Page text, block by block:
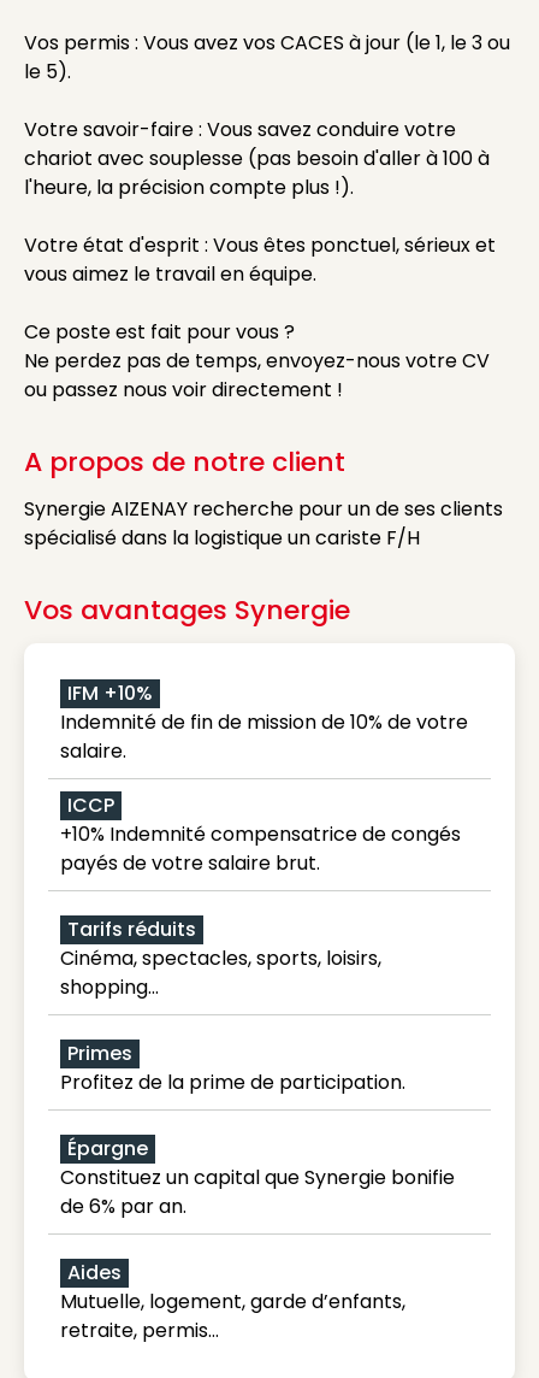
Vos permis : Vous avez vos CACES à jour (le 1, le 3 ou
le 5).
Votre savoir-faire : Vous savez conduire votre
chariot avec souplesse (pas besoin d'aller à 100 à
l'heure, la précision compte plus !).
Votre état d'esprit : Vous êtes ponctuel, sérieux et
vous aimez le travail en équipe.
Ce poste est fait pour vous ?
Ne perdez pas de temps, envoyez-nous votre CV
ou passez nous voir directement !
A propos de notre client
Synergie AIZENAY recherche pour un de ses clients
spécialisé dans la logistique un cariste F/H
Vos avantages Synergie
IFM +10%
Indemnité de fin de mission de 10% de votre
salaire.
ICCP
+10% Indemnité compensatrice de congés
payés de votre salaire brut.
Tarifs réduits
Cinéma, spectacles, sports, loisirs,
shopping...
Primes
Profitez de la prime de participation.
Épargne
Constituez un capital que Synergie bonifie
de 6% par an.
Aides
Mutuelle, logement, garde d’enfants,
retraite, permis…